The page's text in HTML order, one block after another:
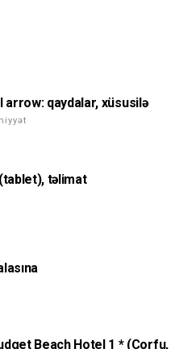
arrow: qaydalar, xüsusilə
təlimat
Beach Hotel 1 * (Corfu,